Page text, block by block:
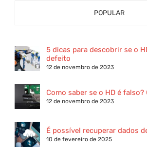
POPULAR
5 dicas para descobrir se o
defeito
12 de novembro de 2023
Como saber se o HD é falso?
12 de novembro de 2023
É possível recuperar dados
10 de fevereiro de 2025